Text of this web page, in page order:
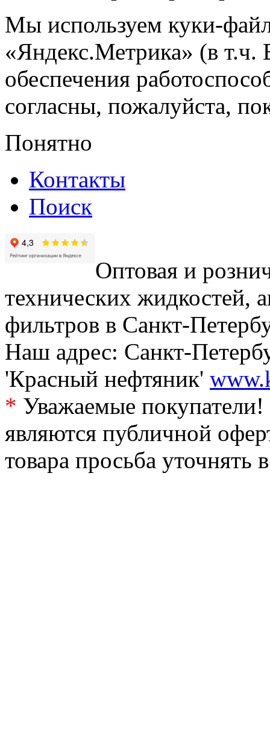
Мы используем куки-
«Яндекс.Метрика» (в т.ч.
обеспечения
согласны, пожалуйста,
Понятно
Контакты
Поиск
Оптовая и
технических жидкостей,
фильтров в Санкт-
Наш адрес: Санкт-
'Красный нефтяник'
* Уважаемые
являются публичной
товара просьба уточнять